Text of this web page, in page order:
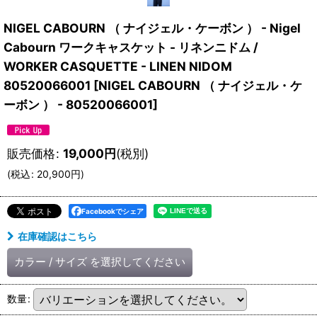
NIGEL CABOURN （ ナイジェル・ケーボン ） - Nigel
Cabourn ワークキャスケット - リネンニドム /
WORKER CASQUETTE - LINEN NIDOM
80520066001 [NIGEL CABOURN （ ナイジェル・ケ
ーボン ） - 80520066001]
販売価格: 19,000円(税別)
(税込: 20,900円)
Facebookでシェア
在庫確認はこちら
カラー / サイズ を選択してください
数量: